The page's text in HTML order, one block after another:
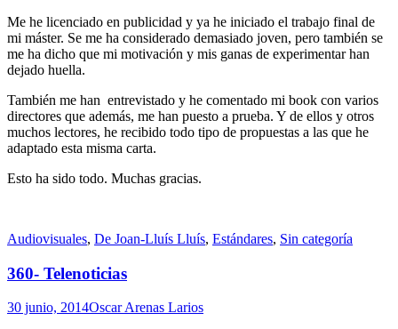
Me he licenciado en publicidad y ya he iniciado el trabajo final de
mi máster. Se me ha considerado demasiado joven, pero también se
me ha dicho que mi motivación y mis ganas de experimentar han
dejado huella.
También me han entrevistado y he comentado mi book con varios
directores que además, me han puesto a prueba. Y de ellos y otros
muchos lectores, he recibido todo tipo de propuestas a las que he
adaptado esta misma carta.
Esto ha sido todo. Muchas gracias.
Standard
Audiovisuales, De Joan-Lluís Lluís, Estándares, Sin categoría
360- Telenoticias
30 junio, 2014Oscar Arenas Larios